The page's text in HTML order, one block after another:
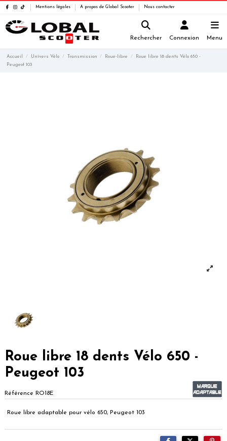
Mentions légales A propos de Global Scooter Nous contacter
Rechercher Connexion Menu
Accueil Univers Vélo Transmission Roue-libre
Roue libre 18 dents Vélo 650 -
Peugeot 103
Roue libre 18 dents Vélo 650 -
Peugeot 103
Référence RO18E
Roue libre adaptable pour vélo 650, Peugeot 103